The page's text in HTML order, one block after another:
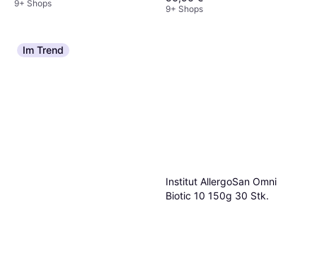
KBE 28 St
9+ Shops
9+ Shops
Im Trend
Institut AllergoSan Omni
Biotic 10 150g 30 Stk.